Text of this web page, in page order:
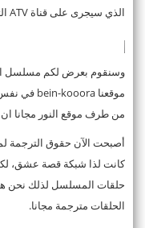
الذي سيجرى على قناة ATV الترك..
من طرف موقع النور مجانا ان
أصبحت الآن حقوق الترجمة
كانت لذا شبكة قصة عشق،
الحلقات مترجمة مجانا.